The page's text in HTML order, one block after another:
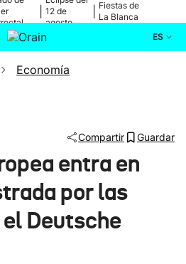
12 de
agosto
Fiestas de
La Blanca
ES
Actualidad
Ikusmiran
Eguraldia
Economía
Compartir Guardar
entra en
por las
Deutsche